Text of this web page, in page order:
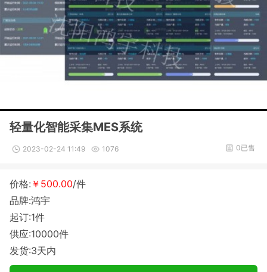
轻量化智能采集MES系统
2023-02-24 11:49 1076 0已售
价格: ￥500.00/件
品牌:鸿宇
起订:1件
供应:10000件
发货:3天内